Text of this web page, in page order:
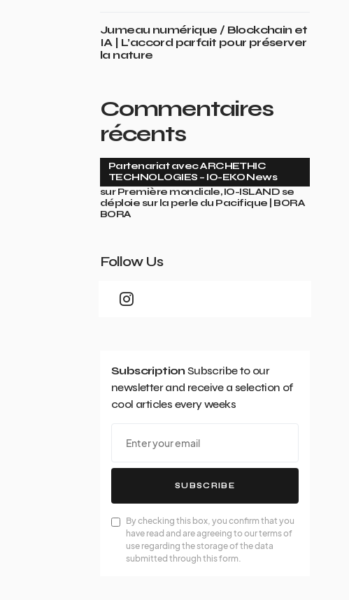
Jumeau numérique / Blockchain et
IA | L’accord parfait pour préserver
la nature
Commentaires
récents
Partenariat avec ARCHETHIC
TECHNOLOGIES – IO-EKO News
surPremière mondiale, IO-ISLAND se
déploie sur la perle du Pacifique | BORA
BORA
Follow Us
SubscriptionSubscribe to our
newsletter and receive a selection of
cool articles every weeks
SUBSCRIBE
By checking this box, you confirm that you
have read and are agreeing to our terms of
use regarding the storage of the data
submitted through this form.